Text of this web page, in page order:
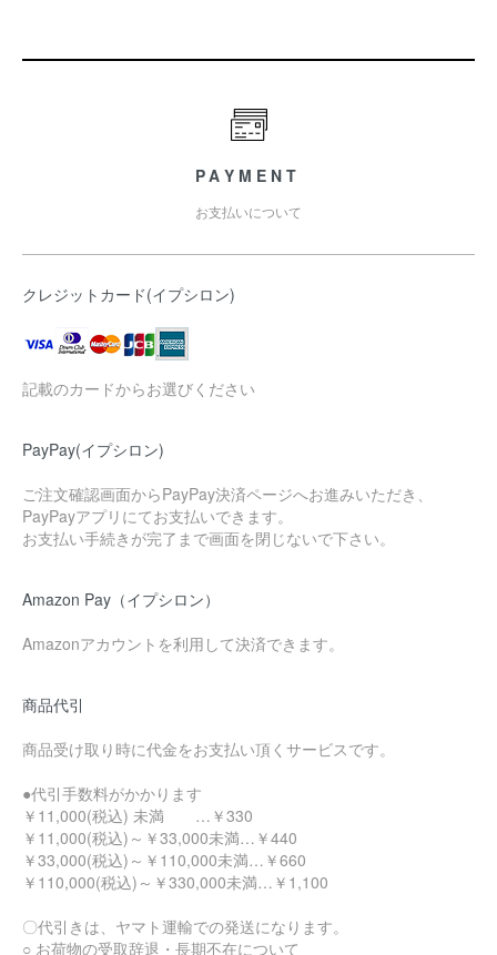
PAYMENT
お支払いについて
クレジットカード(イプシロン)
記載のカードからお選びください
PayPay(イプシロン)
ご注文確認画面からPayPay決済ページへお進みいただき、
PayPayアプリにてお支払いできます。
お支払い手続きが完了まで画面を閉じないで下さい。
Amazon Pay（イプシロン）
Amazonアカウントを利用して決済できます。
商品代引
商品受け取り時に代金をお支払い頂くサービスです。
●代引手数料がかかります
￥11,000(税込) 未満 …￥330
￥11,000(税込)～￥33,000未満…￥440
￥33,000(税込)～￥110,000未満…￥660
￥110,000(税込)～￥330,000未満…￥1,100
〇代引きは、ヤマト運輸での発送になります。
○ お荷物の受取辞退・長期不在について